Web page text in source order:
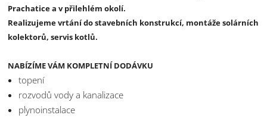
Prachatice a v přilehlém okolí.
Realizujeme vrtání do stavebních konstrukcí, montáže solárních
kolektorů, servis kotlů.
NABÍZÍME VÁM KOMPLETNÍ DODÁVKU
topení
rozvodů vody a kanalizace
plynoinstalace